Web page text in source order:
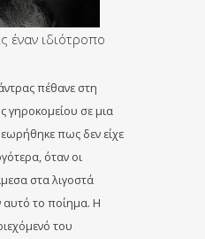
έναν ιδιότροπο
πέθανε στη
γηροκομείου σε μια
πως δεν είχε
όταν οι
στα λιγοστά
το ποίημα. Η
του